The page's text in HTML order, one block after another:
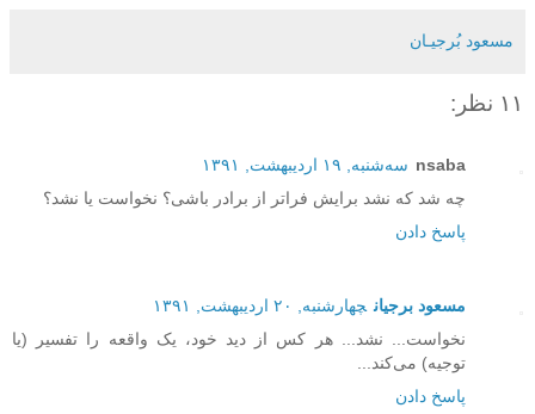
مسعود بُرجيـان
۱۱ نظر:
nsaba سه‌شنبه, ۱۹ اردیبهشت, ۱۳۹۱
چه شد که نشد برایش فراتر از برادر باشی؟ نخواست یا نشد؟
پاسخ دادن
مسعود برجیان چهارشنبه, ۲۰ اردیبهشت, ۱۳۹۱
نخواست... نشد... هر کس از دید خود، یک واقعه را تفسیر (یا
توجیه) می‌کند...
پاسخ دادن